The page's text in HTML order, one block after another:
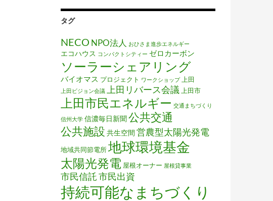
タグ
NECO NPO法人 おひさま進歩エネルギー
エコハウス コンパクトシティー ゼロカーボン
ソーラーシェアリング
バイオマス プロジェクト ワークショップ 上田
上田ビジョン会議 上田リバース会議 上田市
上田市民エネルギー 交通まちづくり
信州大学 信濃毎日新聞公共交通
公共施設 共生空間 営農型太陽光発電
地域共同節電所 地球環境基金
太陽光発電 屋根オーナー 屋根貸事業
市民信託市民出資
持続可能なまちづくり